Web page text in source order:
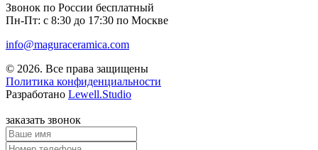
Звонок по России бесплатный
Пн-Пт: с 8:30 до 17:30 по Москве
info@maguraceramica.com
© 2026. Все права защищены
Политика конфиденциальности
Разработано Lewell.Studio
заказать звонок